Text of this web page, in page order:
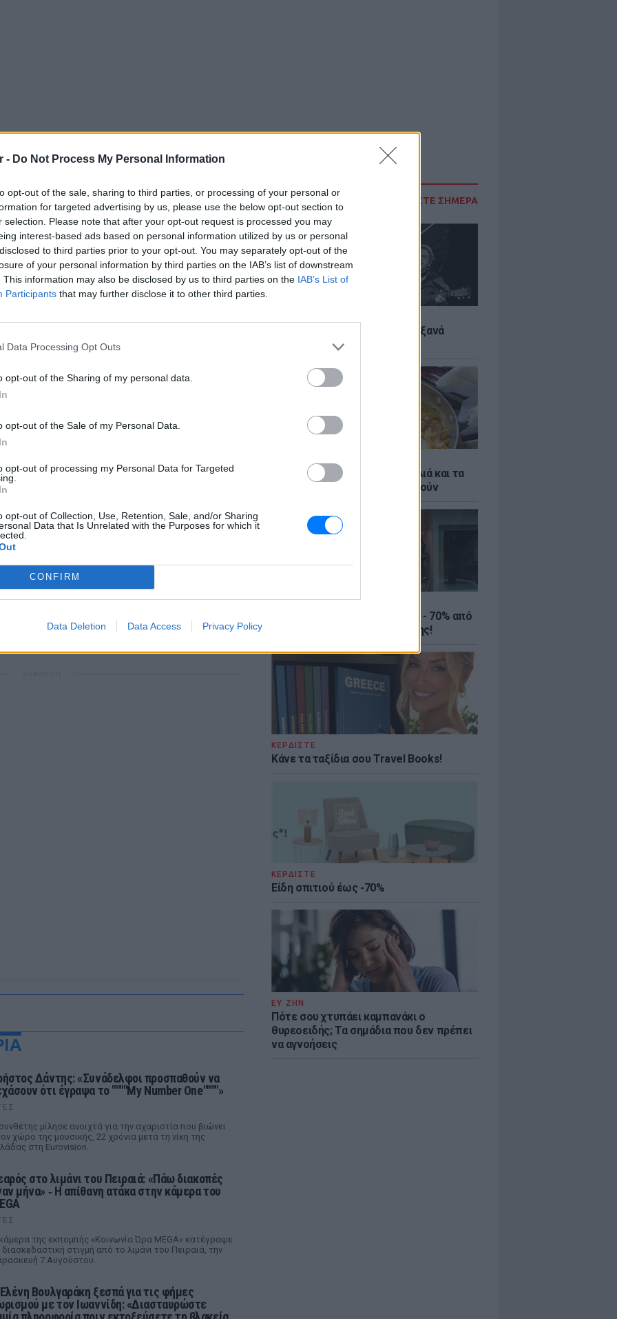
- Do Not Process My Personal Information
opt-out of the sale, sharing to third parties, or processing of your personal or
for targeted advertising by us, please use the below opt-out section to
selection. Please note that after your opt-out request is processed you may
interest-based ads based on personal information utilized by us or personal
to third parties prior to your opt-out. You may separately opt-out of the
of your personal information by third parties on the IAB’s list of downstream
This information may also be disclosed by us to third parties on the IAB’s List of
Participants that may further disclose it to other third parties.
Data Processing Opt Outs
opt-out of the Sharing of my personal data.
opt-out of the Sale of my Personal Data.
opt-out of processing my Personal Data for Targeted
opt-out of Collection, Use, Retention, Sale, and/or Sharing
Data that Is Unrelated with the Purposes for which it
CONFIRM
Data Deletion Data Access Privacy Policy
ΔΙΑΒΑΣΤΕ ΣΗΜΕΡΑ
5 one-hit wonders που έγιναν ξανά
διάσημοι από… ατύχημα
Ελληνικό γιαούρτι: Μία κουταλιά και τα
scrambled eggs θα απογειωθούν
ΚΕΡΔΙΣΤΕ
Καλοκαιρινές εκπτώσεις έως - 70% από
τα μεγαλύτερα eshops ένδυσης!
ΚΕΡΔΙΣΤΕ
Κάνε τα ταξίδια σου Travel Books!
ΚΕΡΔΙΣΤΕ
Είδη σπιτιού έως -70%
ΕΥ ΖΗΝ
Πότε σου χτυπάει καμπανάκι ο
θυρεοειδής; Τα σημάδια που δεν πρέπει
να αγνοήσεις
καλλιτέχνες παγκοσμίως. Ήταν
μέχρι το 1985, οπότε και ξεκίνησε τη
του όνομα είναι Gordon Matthew Sumner.
1951 σε μια πόλη κοντά στο Newcastle.
ασχολείται με τη γιόγκα και έχει εκδώσει
«Βroken Μusic».
στοGoogle Newsκαι μάθετε πρώτοιτα
νέα της ημέρας και ότι σου κάνει κλικ!
και στο Instagram
Δάντης: «Συνάδελφοι προσπαθούν να
ότι έγραψα το """"My Number One""""»
μίλησε ανοιχτά για την αχαριστία που βιώνει
χώρο της μουσικής, 22 χρόνια μετά τη νίκη της
στη Eurovision.
στο λιμάνι του Πειραιά: «Πάω διακοπές
μήνα» ‑ Η απίθανη ατάκα στην κάμερα του
της εκπομπής «Κοινωνία Ώρα MEGA» κατέγραψε
διασκεδαστική στιγμή από το λιμάνι του Πειραιά, την
7 Αυγούστου.
Βουλγαράκη ξεσπά για τις φήμες
με τον Ιωαννίδη: «Διασταυρώστε